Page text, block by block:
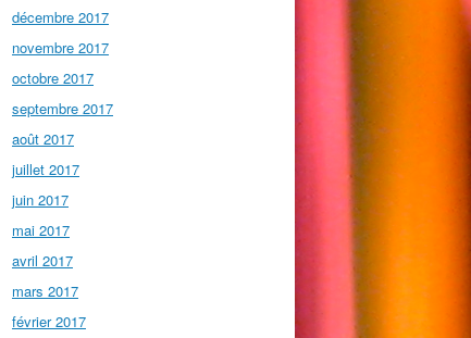
décembre 2017
novembre 2017
octobre 2017
septembre 2017
août 2017
juillet 2017
juin 2017
mai 2017
avril 2017
mars 2017
février 2017